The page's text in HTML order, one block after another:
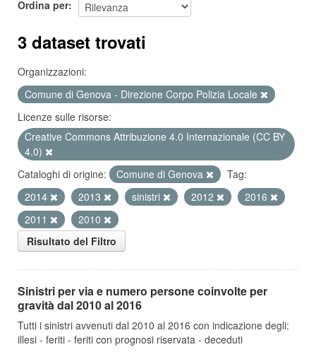
Ordina per
3 dataset trovati
Organizzazioni:
Comune di Genova - Direzione Corpo Polizia Locale
Licenze sulle risorse:
Creative Commons Attribuzione 4.0 Internazionale (CC BY
4.0)
Cataloghi di origine:
Comune di Genova
Tag:
2014
2013 sinistri 2012
2016
2011
2010
Risultato del Filtro
Sinistri per via e numero persone coinvolte per
gravità dal 2010 al 2016
Tutti i sinistri avvenuti dal 2010 al 2016 con indicazione degli:
illesi - feriti - feriti con prognosi riservata - deceduti